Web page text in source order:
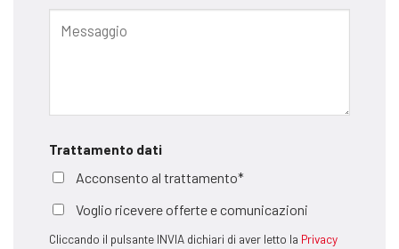
Trattamento dati
Acconsento al trattamento*
Voglio ricevere offerte e comunicazioni
Cliccando il pulsante INVIA dichiari di aver letto la Privacy